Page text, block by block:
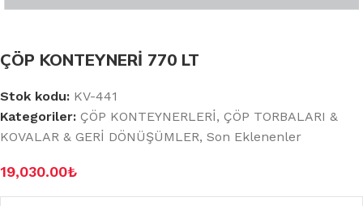
ÇÖP KONTEYNERİ 770 LT
Stok kodu: KV-441
Kategoriler: ÇÖP KONTEYNERLERİ, ÇÖP TORBALARI &
KOVALAR & GERİ DÖNÜŞÜMLER, Son Eklenenler
19,030.00₺